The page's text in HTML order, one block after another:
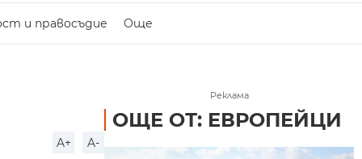
и правосъдие Още
A+
A-
Реклама
ОЩЕ ОТ: ЕВРОПЕЙЦИ